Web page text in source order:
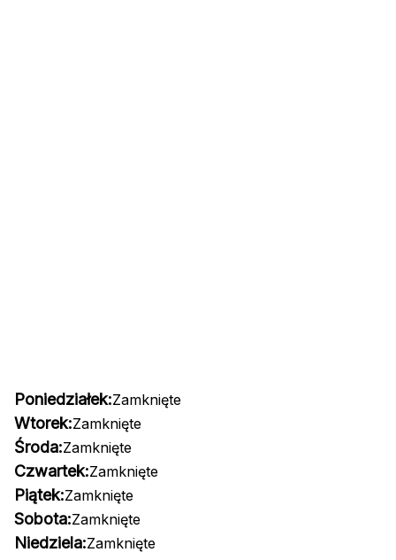
Poniedziałek:Zamknięte
Wtorek:Zamknięte
Środa:Zamknięte
Czwartek:Zamknięte
Piątek:Zamknięte
Sobota:Zamknięte
Niedziela:Zamknięte